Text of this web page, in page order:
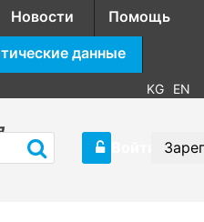
Новости
Помощь
данные
KG EN